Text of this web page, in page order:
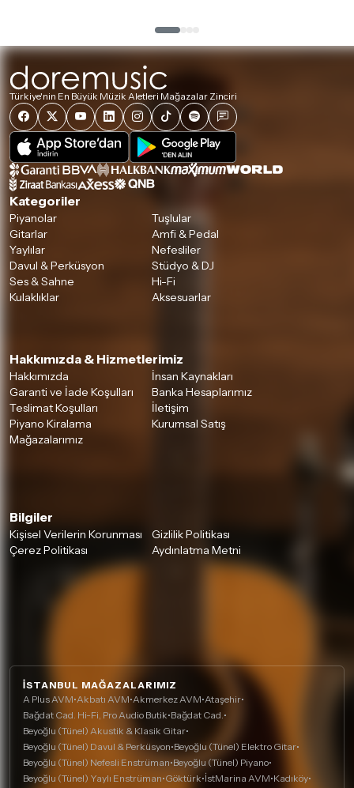
Türkiye'nin En Büyük Müzik Aletleri Mağazalar Zinciri
Kategoriler
Piyanolar
Tuşlular
Gitarlar
Amfi & Pedal
Yaylılar
Nefesliler
Davul & Perküsyon
Stüdyo & DJ
Ses & Sahne
Hi-Fi
Kulaklıklar
Aksesuarlar
Hakkımızda & Hizmetlerimiz
Hakkımızda
İnsan Kaynakları
Garanti ve İade Koşulları
Banka Hesaplarımız
Teslimat Koşulları
İletişim
Piyano Kiralama
Kurumsal Satış
Mağazalarımız
Bilgiler
Kişisel Verilerin Korunması
Gizlilik Politikası
Çerez Politikası
Aydınlatma Metni
İSTANBUL MAĞAZALARIMIZ
A Plus AVM•Akbatı AVM•Akmerkez AVM•Ataşehir•
Bağdat Cad. Hi-Fi, Pro Audio Butik•Bağdat Cad. •
Beyoğlu (Tünel) Akustik & Klasik Gitar•
Beyoğlu (Tünel) Davul & Perküsyon•Beyoğlu (Tünel) Elektro Gitar•
Beyoğlu (Tünel) Nefesli Enstrüman•Beyoğlu (Tünel) Piyano•
Beyoğlu (Tünel) Yaylı Enstrüman•Göktürk•İstMarina AVM•Kadıköy•